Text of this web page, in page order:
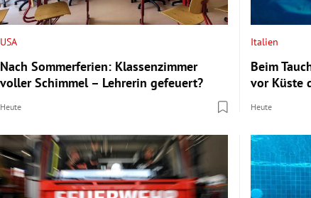
USA
Nach Sommerferien: Klassenzimmer
voller Schimmel – Lehrerin gefeuert?
Heute
Italien
Beim
vor Küste
Heute